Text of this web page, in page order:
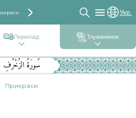
Укр.
Переклад Тлумачення
سُورَةُ الزُخْرُفِ
Прикраси